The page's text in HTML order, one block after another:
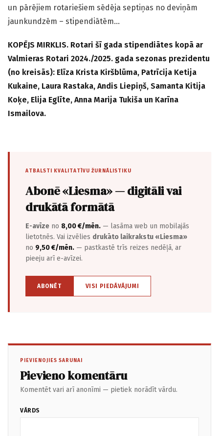
un pārējiem rotariešiem sēdēja septiņas no deviņām
jaunkundzēm – stipendiātēm…
KOPĒJS MIRKLIS. Rotari šī gada stipendiātes kopā ar
Valmieras Rotari 2024./2025. gada sezonas prezidentu
(no kreisās): Elīza Krista Kiršblūma, Patrīcija Ketija
Kukaine, Laura Rastaka, Andis Liepiņš, Samanta Kitija
Koķe, Elija Eglīte, Anna Marija Tukiša un Karīna
Ismailova.
ATBALSTI KVALITATĪVU ŽURNĀLISTIKU
Abonē «Liesma» — digitāli vai
drukātā formātā
E-avīze no 8,00 €/mēn. — lasāma web un mobilajās
lietotnēs. Vai izvēlies drukāto laikrakstu «Liesma»
no 9,50 €/mēn. — pastkastē trīs reizes nedēļā, ar
pieeju arī e-avīzei.
ABONĒT VISI PIEDĀVĀJUMI
PIEVIENOJIES SARUNAI
Pievieno komentāru
Komentēt vari arī anonīmi — pietiek norādīt vārdu.
VĀRDS